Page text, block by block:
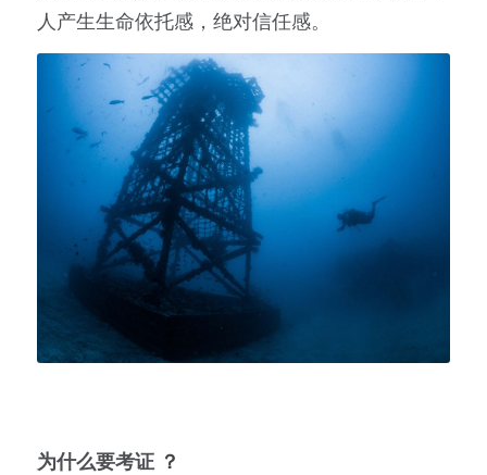
人产生生命依托感，绝对信任感。
为什么要考证 ？